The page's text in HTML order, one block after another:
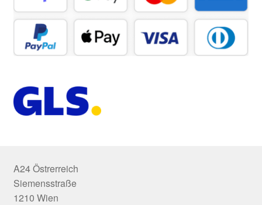
A24 Östrerreich
Siemensstraße
1210 Wien